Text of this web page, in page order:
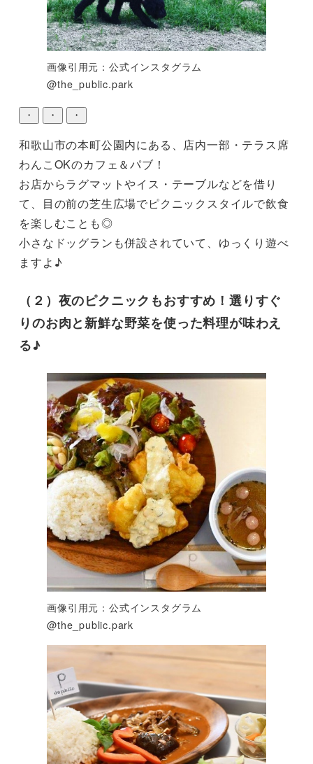
画像引用元：公式インスタグラム
@the_public.park
・ ・ ・
和歌山市の本町公園内にある、店内一部・テラス席
わんこOKのカフェ＆パブ！
お店からラグマットやイス・テーブルなどを借り
て、目の前の芝生広場でピクニックスタイルで飲食
を楽しむことも◎
小さなドッグランも併設されていて、ゆっくり遊べ
（２）夜のピクニックもおすすめ！選りすぐ
りのお肉と新鮮な野菜を使った料理が味わえ
る♪
画像引用元：公式インスタグラム
@the_public.park